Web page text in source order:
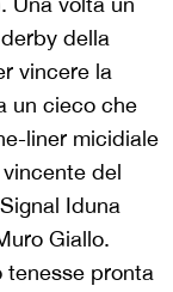
della
vincere la
un cieco che
liner micidiale
del
Iduna
Giallo.
tenesse pronta